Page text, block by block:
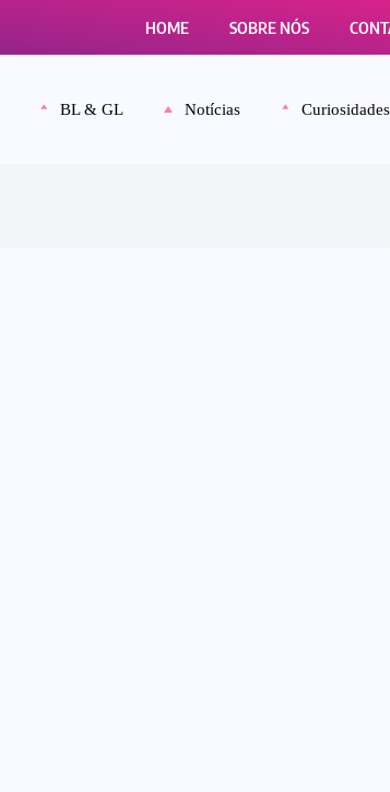
HOME SOBRE NÓS
BL & GL Notícias Curiosidades